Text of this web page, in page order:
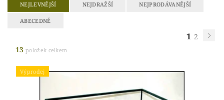
NEJLEVNĚJŠÍ NEJDRAŽŠÍ NEJPRODÁVANĚJŠÍ
ABECEDNĚ
1 2
13 položek celkem
Výprodej